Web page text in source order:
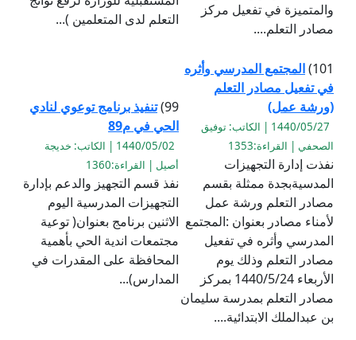
والمتميزة في تفعيل مركز
مصادر التعلم....
التعلم لدى المتعلمين )...
101) المجتمع المدرسي وأثره
في تفعيل مصادر التعلم
(ورشة عمل)
1440/05/27 | الكاتب: توفيق
الصحفي | القراءة:1353
نفذت إدارة التجهيزات
المدسيةبجدة ممثلة بقسم
مصادر التعلم ورشة عمل
لأمناء مصادر بعنوان :المجتمع
المدرسي وأثره في تفعيل
مصادر التعلم وذلك يوم
الأربعاء 1440/5/24 بمركز
مصادر التعلم بمدرسة سليمان
بن عبدالملك الابتدائية....
99) تنفيذ برنامج توعوي لنادي
الحي في م89
1440/05/02 | الكاتب: خديجة
أصيل | القراءة:1360
نفذ قسم التجهيز والدعم بإدارة
التجهيزات المدرسية اليوم
الاثنين برنامج بعنوان( توعية
مجتمعات اندية الحي بأهمية
المحافظة على المقدرات في
المدارس)...